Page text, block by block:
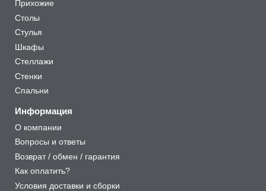
Прихожие
Столы
Стулья
Шкафы
Стеллажи
Стенки
Спальни
Информация
О компании
Вопросы и ответы
Возврат / обмен / гарантия
Как оплатить?
Условия доставки и сборки